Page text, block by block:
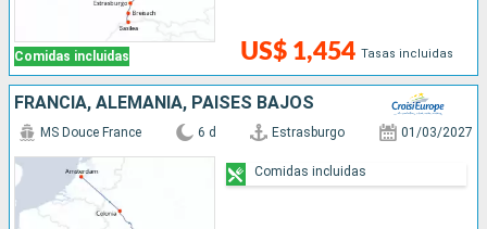
Comidas incluidas US$ 1,454 Tasas incluidas
FRANCIA, ALEMANIA, PAISES BAJOS
MS Douce France 6 d Estrasburgo 01/03/2027
Comidas incluidas